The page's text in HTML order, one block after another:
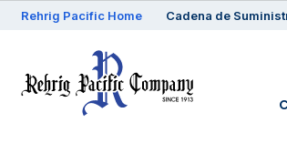
Rehrig Pacific Home Cadena de